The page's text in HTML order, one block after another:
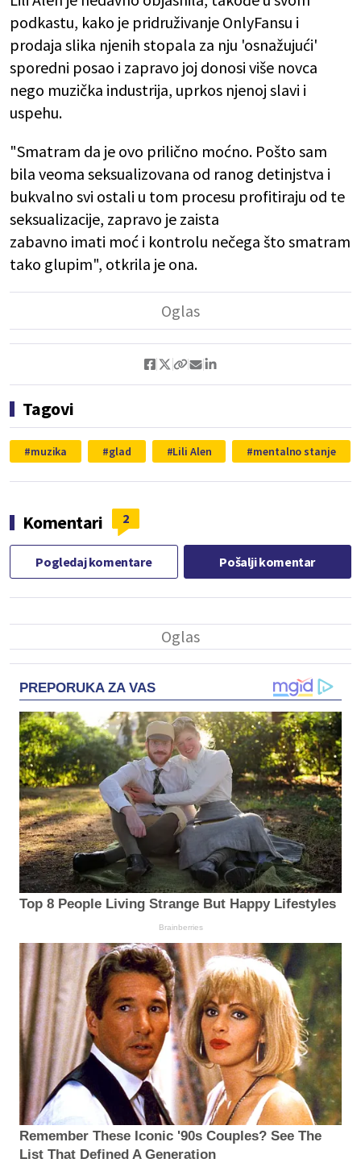
podkastu, kako je pridruživanje OnlyFansu i
prodaja slika njenih stopala za nju 'osnažujući'
sporedni posao i zapravo joj donosi više novca
nego muzička industrija, uprkos njenoj slavi i
uspehu.
"Smatram da je ovo prilično moćno. Pošto sam
bila veoma seksualizovana od ranog detinjstva i
bukvalno svi ostali u tom procesu profitiraju od te
seksualizacije, zapravo je zaista
zabavno imati moć i kontrolu nečega što smatram
tako glupim", otkrila je ona.
Tagovi
muzika glad Lili Alen mentalno stanje
Komentari 2
Pogledaj komentare Pošalji komentar
PREPORUKA ZA VAS
Top 8 People Living Strange But Happy Lifestyles
Brainberries
Remember These Iconic '90s Couples? See The
List That Defined A Generation